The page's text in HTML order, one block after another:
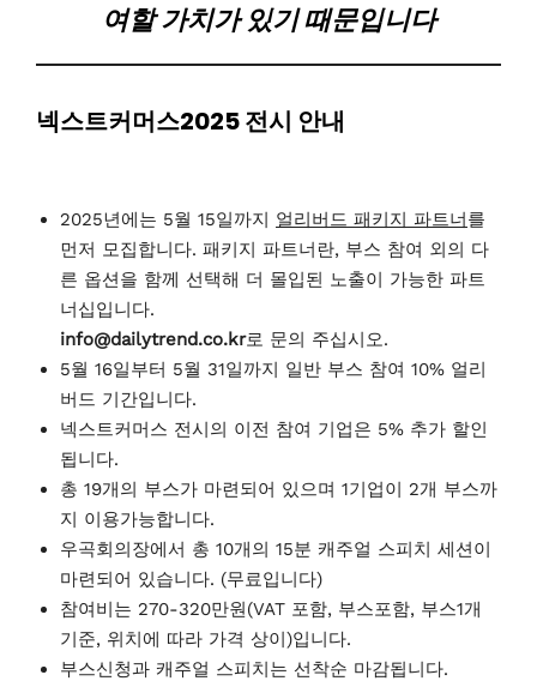
여할 가치가 있기 때문입니다
넥스트커머스2025 전시 안내
2025년에는 5월 15일까지 얼리버드 패키지 파트너를
먼저 모집합니다. 패키지 파트너란, 부스 참여 외의 다
른 옵션을 함께 선택해 더 몰입된 노출이 가능한 파트
너십입니다.
info@dailytrend.co.kr로 문의 주십시오.
5월 16일부터 5월 31일까지 일반 부스 참여 10% 얼리
버드 기간입니다.
넥스트커머스 전시의 이전 참여 기업은 5% 추가 할인
됩니다.
총 19개의 부스가 마련되어 있으며 1기업이 2개 부스까
지 이용가능합니다.
우곡회의장에서 총 10개의 15분 캐주얼 스피치 세션이
마련되어 있습니다. (무료입니다)
참여비는 270-320만원(VAT 포함, 부스포함, 부스1개
기준, 위치에 따라 가격 상이)입니다.
부스신청과 캐주얼 스피치는 선착순 마감됩니다.